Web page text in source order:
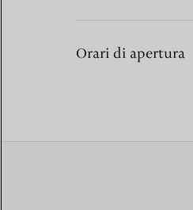
Orari di apertura